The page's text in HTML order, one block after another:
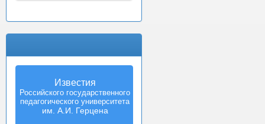
Известия
Российского государственного
педагогического университета
им. А.И. Герцена
Izvestia:
Herzen University
Journal of
Humanities & Sciences